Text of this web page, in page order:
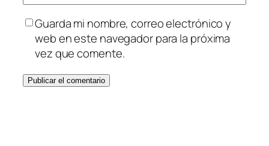
Guarda mi nombre, correo electrónico y
web en este navegador para la próxima
vez que comente.